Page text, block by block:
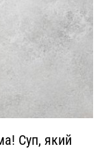
Суп, який